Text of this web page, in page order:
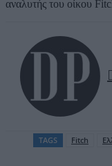
αναλυτής του οίκου
TAGS Fitch